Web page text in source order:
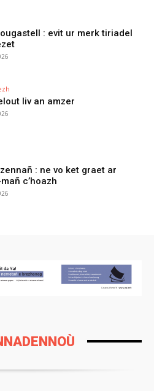
: evit ur merk tiriadel
liv an amzer
: ne vo ket graet ar
c’hoazh